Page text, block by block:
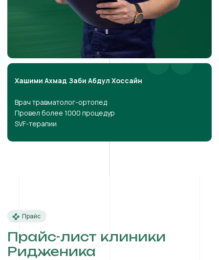
Хашими Ахмад Заби Абдул Хоссайн
Врач травматолог-ортопед
Провел более 1000 процедур
SVF-терапии
Прайс
Прайс-лист клиники
Ридженика